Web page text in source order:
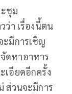
ชุม
ว่า เรื่องนี้ตน
ะมีการเชิญ
ดหาอาหาร
เอียดอีกครั้ง
ส่วนจะมีการ